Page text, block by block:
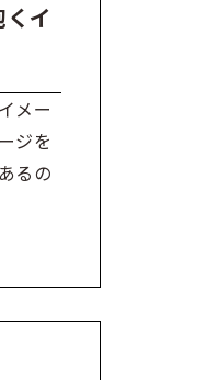
イ
メー
ジを
るの